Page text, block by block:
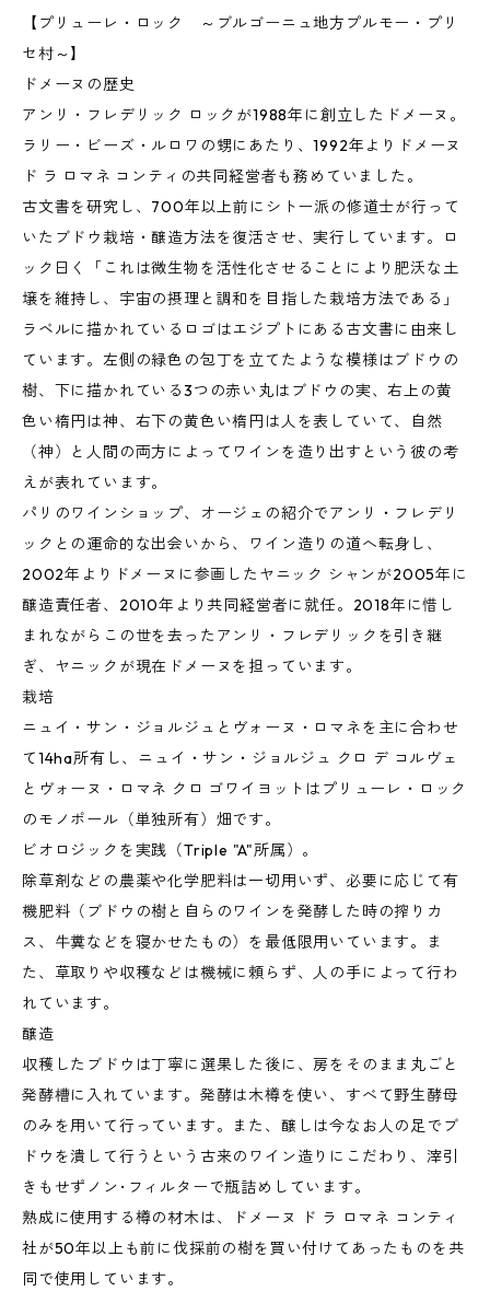
【プリューレ・ロック ～ブルゴーニュ地方プルモー・プリ
セ村～】
ドメーヌの歴史
アンリ・フレデリック ロックが1988年に創立したドメーヌ。
ラリー・ビーズ・ルロワの甥にあたり、1992年よりドメーヌ
ド ラ ロマネ コンティの共同経営者も務めていました。
古文書を研究し、700年以上前にシトー派の修道士が行って
いたブドウ栽培・醸造方法を復活させ、実行しています。ロ
ック曰く「これは微生物を活性化させることにより肥沃な土
壌を維持し、宇宙の摂理と調和を目指した栽培方法である」
ラベルに描かれているロゴはエジプトにある古文書に由来し
ています。左側の緑色の包丁を立てたような模様はブドウの
樹、下に描かれている3つの赤い丸はブドウの実、右上の黄
色い楕円は神、右下の黄色い楕円は人を表していて、自然
（神）と人間の両方によってワインを造り出すという彼の考
えが表れています。
パリのワインショップ、オージェの紹介でアンリ・フレデリ
ックとの運命的な出会いから、ワイン造りの道へ転身し、
2002年よりドメーヌに参画したヤニック シャンが2005年に
醸造責任者、2010年より共同経営者に就任。2018年に惜し
まれながらこの世を去ったアンリ・フレデリックを引き継
ぎ、ヤニックが現在ドメーヌを担っています。
栽培
ニュイ・サン・ジョルジュとヴォーヌ・ロマネを主に合わせ
て14ha所有し、ニュイ・サン・ジョルジュ クロ デ コルヴェ
とヴォーヌ・ロマネ クロ ゴワイヨットはプリューレ・ロック
のモノポール（単独所有）畑です。
ビオロジックを実践（Triple "A"所属）。
除草剤などの農薬や化学肥料は一切用いず、必要に応じて有
機肥料（ブドウの樹と自らのワインを発酵した時の搾りカ
ス、牛糞などを寝かせたもの）を最低限用いています。ま
た、草取りや収穫などは機械に頼らず、人の手によって行わ
れています。
醸造
収穫したブドウは丁寧に選果した後に、房をそのまま丸ごと
発酵槽に入れています。発酵は木樽を使い、すべて野生酵母
のみを用いて行っています。また、醸しは今なお人の足でブ
ドウを潰して行うという古来のワイン造りにこだわり、滓引
きもせずノン･フィルターで瓶詰めしています。
熟成に使用する樽の材木は、ドメーヌ ド ラ ロマネ コンティ
社が50年以上も前に伐採前の樹を買い付けてあったものを共
同で使用しています。